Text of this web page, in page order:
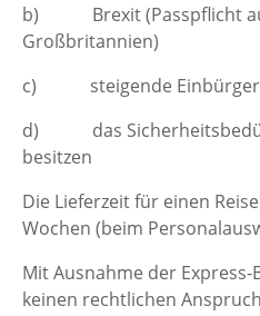
b) Brexit (Passpflicht
Großbritannien)
c) steigende
d) das
besitzen
Die Lieferzeit für einen
Wochen (beim
Mit Ausnahme der
keinen rechtlichen